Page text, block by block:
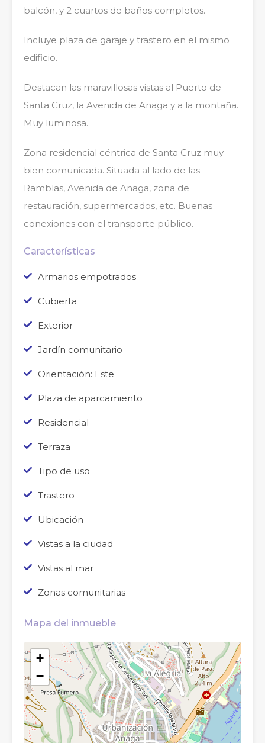
balcón, y 2 cuartos de baños completos.
Incluye plaza de garaje y trastero en el mismo
edificio.
Destacan las maravillosas vistas al Puerto de
Santa Cruz, la Avenida de Anaga y a la montaña.
Muy luminosa.
Zona residencial céntrica de Santa Cruz muy
bien comunicada. Situada al lado de las
Ramblas, Avenida de Anaga, zona de
restauración, supermercados, etc. Buenas
conexiones con el transporte público.
Características
Armarios empotrados
Cubierta
Exterior
Jardín comunitario
Orientación: Este
Plaza de aparcamiento
Residencial
Terraza
Tipo de uso
Trastero
Ubicación
Vistas a la ciudad
Vistas al mar
Zonas comunitarias
Mapa del inmueble
+
−